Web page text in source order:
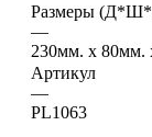
Размеры
—
230мм. x 80мм.
Артикул
—
PL1063